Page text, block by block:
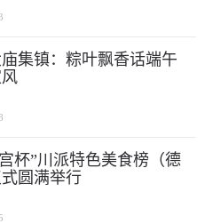
集镇：粽叶飘香话端午
杯”川派特色美食榜（德
圆满举行